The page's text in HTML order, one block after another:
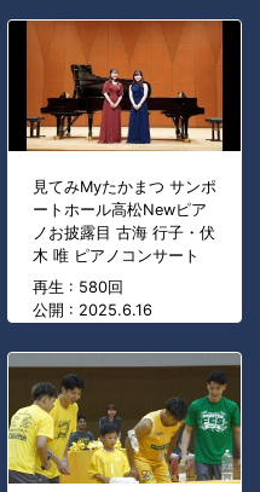
見てみMyたかまつ サンポ
ートホール高松Newピア
ノお披露目 古海 行子・伏
木 唯 ピアノコンサート
再生 : 580回
公開 : 2025.6.16